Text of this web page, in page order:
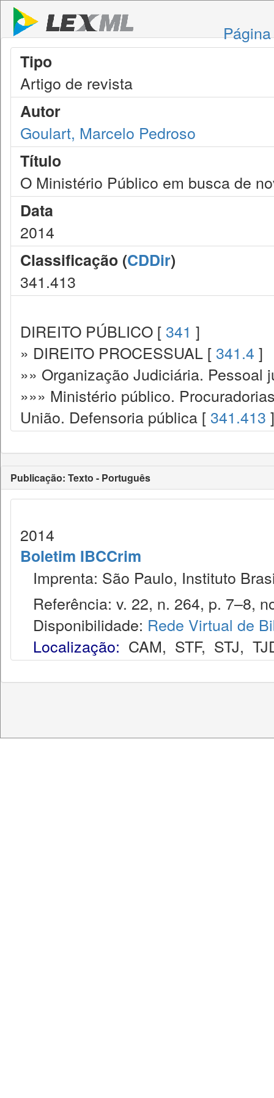
Tipo
Artigo de revista
Autor
Goulart, Marcelo Pedroso
Título
O Ministério Público em busca de
Data
2014
Classificação (CDDir)
341.413
DIREITO PÚBLICO [ 341 ]
» DIREITO PROCESSUAL [ 341.4 ]
»» Organização Judiciária. Pessoal
»»» Ministério público.
União. Defensoria pública [ 341.413 ]
Publicação: Texto - Português
2014
Boletim IBCCrim
Imprenta: São Paulo, Instituto
Referência: v. 22, n. 264, p. 7–8,
Disponibilidade: Rede Virtual de
Localização: CAM, STF, STJ,